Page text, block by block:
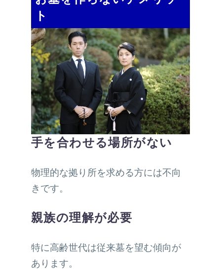
ト
手を合わせる場所がない
物理的な拠り所を求める方には不向
きです。
親族の理解が必要
特に高齢世代は従来墓を望む傾向が
あります。